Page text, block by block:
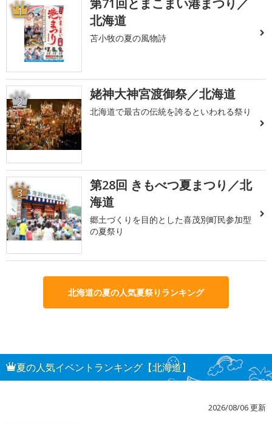
1
第71回とまこまい港まつり／
北海道
苫小牧の夏の風物詩
2 姥神大神宮渡御祭／北海道
北海道で最古の伝統を誇るといわれる祭り
3
第28回 きもべつ夏まつり／北
海道
郷土づくりを目的とした喜茂別町民参加型
の夏祭り
北海道の夏の人気夏祭りランキング
夏の人気イベントランキング【北海道】
2026/08/06 更新